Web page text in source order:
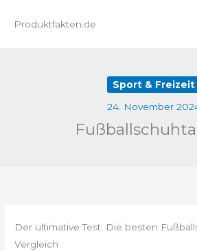
InhaltProduktfakten.de
Sport & Freizeit
24. November
Der ultimative Test: Die besten
Vergleich